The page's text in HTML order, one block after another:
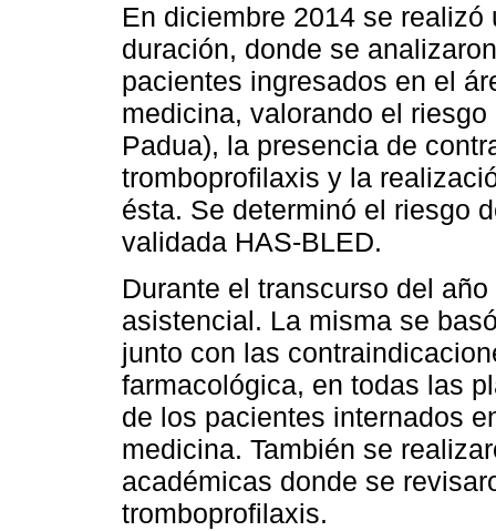
En diciembre 2014 se
duración, donde se
pacientes ingresados en el
medicina, valorando el
Padua), la presencia de
tromboprofilaxis y la
ésta. Se determinó el riesgo
validada HAS-BLED.
Durante el transcurso del
asistencial. La misma se
junto con las
farmacológica, en todas las
de los pacientes internados
medicina. También se
académicas donde se
tromboprofilaxis.